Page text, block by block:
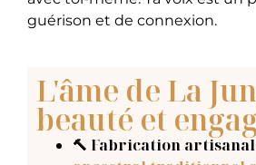
guérison et de connexion.
L'âme de La
beauté et
🔨 Fabrication